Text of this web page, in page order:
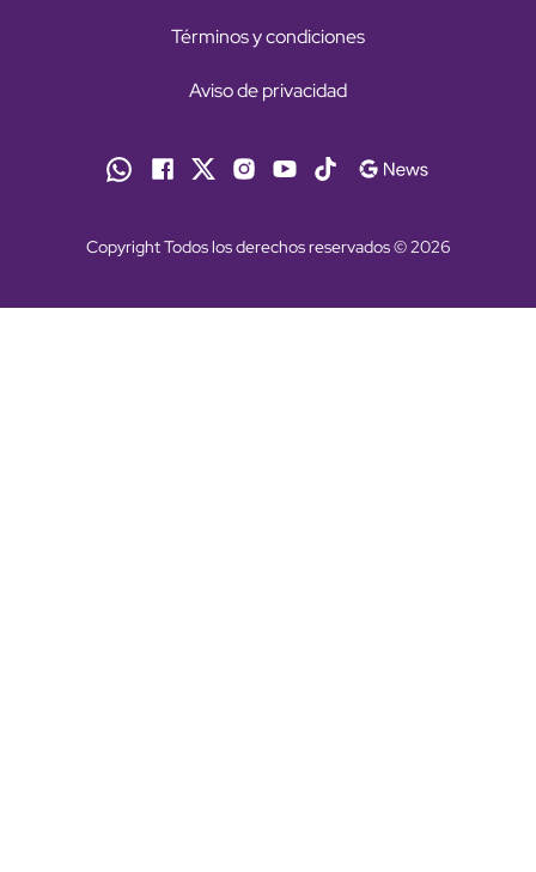
Términos y condiciones
Aviso de privacidad
Copyright Todos los derechos reservados © 2026